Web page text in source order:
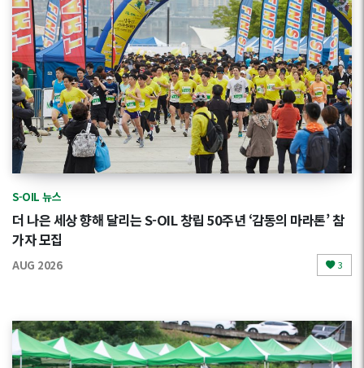
S-OIL 뉴스
더 나은 세상 향해 달리는 S-OIL 창립 50주년 ‘감동의 마라톤’ 참
가자 모집
AUG 2026 3